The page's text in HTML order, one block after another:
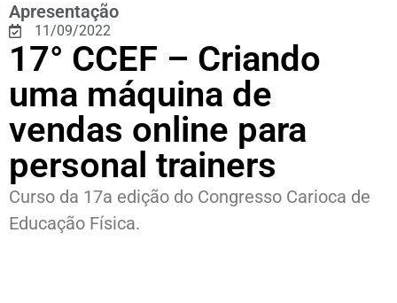
Apresentação
11/09/2022
17° CCEF – Criando
uma máquina de
vendas online para
personal trainers
Curso da 17a edição do Congresso Carioca de
Educação Física.